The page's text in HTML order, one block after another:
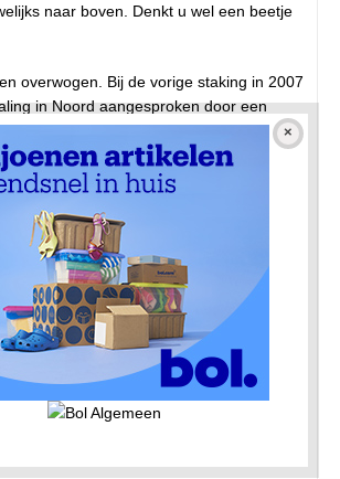
naar boven. Denkt u wel een beetje
overwogen. Bij de vorige staking in 2007
in Noord aangesproken door een
Of ze soms bij me achterop mocht.
goed, tot de beklimming bij het
het ploeteren. Ik wilde stoer overkomen
om af te stappen en me te duwen. Ze
en bood me vervolgens aan om bij haar
En, zoals dat soms gaat…
ik een resoluut besluit. Ik kleedde me tot
en sprong in het water. Dat viel tegen,
koud. Maar ik redde het wel naar
wel geschrokken schippers die mij
wilde zelfs een reddingsboei naar
ik riep dat zoiets niet hoefde, dat ik de
“Mafkees!” riep hij terug.